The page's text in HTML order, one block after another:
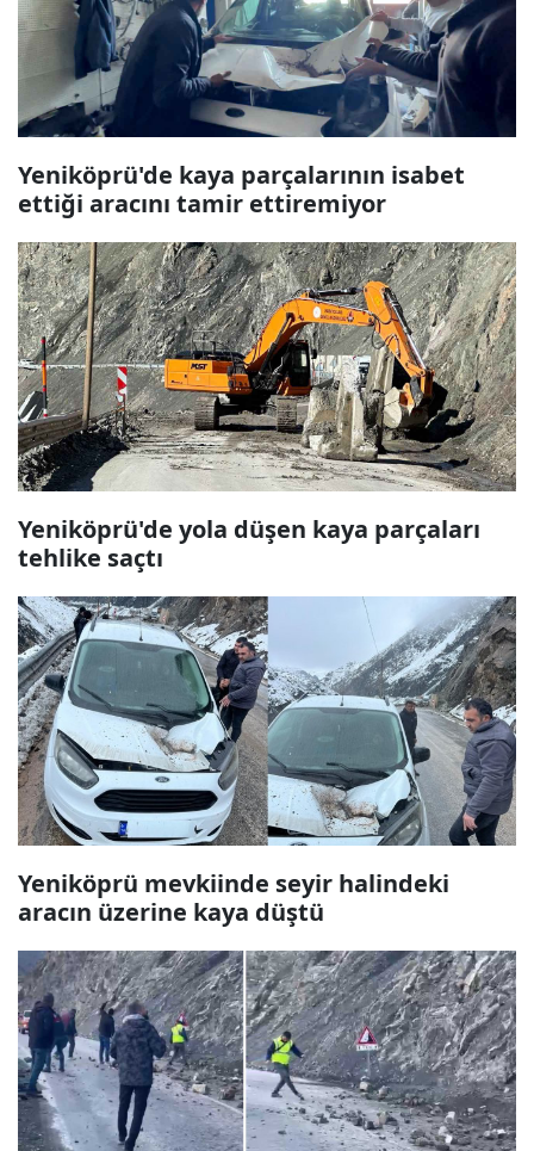
Yeniköprü'de kaya parçalarının isabet
ettiği aracını tamir ettiremiyor
Yeniköprü'de yola düşen kaya parçaları
tehlike saçtı
Yeniköprü mevkiinde seyir halindeki
aracın üzerine kaya düştü